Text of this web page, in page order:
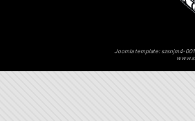
Joomla template: szsnjm4-